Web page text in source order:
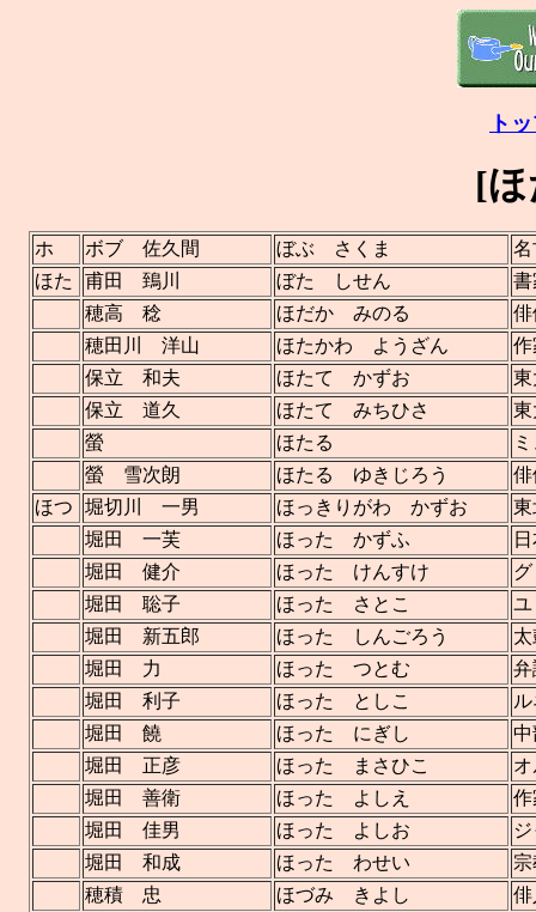
ト
[
ホ ボブ 佐久間 ぼぶ さくま
名
ほた
甫田 鵄川 ぼた しせん
書
穂高 稔
ほだか みのる
俳
穂田川 洋山
ほたかわ ようざん
作
保立 和夫
ほたて かずお
東
保立 道久
ほたて みちひさ
螢
ほたる
螢 雪次朗
ほたる ゆきじろう
俳
ほつ
堀切川 一男 ほっきりがわ かずお
東
堀田 一芙
ほった かずふ
堀田 健介
ほった けんすけ
堀田 聡子
ほった さとこ
ユ
堀田 新五郎
ほった しんごろう
堀田 力
ほった つとむ
堀田 利子
ほった としこ
堀田 饒
ほった にぎし
中
堀田 正彦
ほった まさひこ
堀田 善衛
ほった よしえ
作
堀田 佳男
ほった よしお
堀田 和成
ほった わせい
穂積 忠
ほづみ きよし
俳